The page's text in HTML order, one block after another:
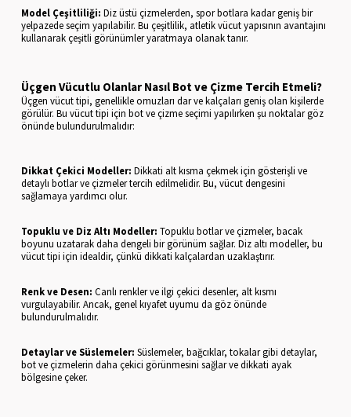
Model Çeşitliliği: Diz üstü çizmelerden, spor botlara kadar geniş bir
yelpazede seçim yapılabilir. Bu çeşitlilik, atletik vücut yapısının avantajını
kullanarak çeşitli görünümler yaratmaya olanak tanır.
Üçgen Vücutlu Olanlar Nasıl Bot ve Çizme Tercih Etmeli?
Üçgen vücut tipi, genellikle omuzları dar ve kalçaları geniş olan kişilerde
görülür. Bu vücut tipi için bot ve çizme seçimi yapılırken şu noktalar göz
önünde bulundurulmalıdır:
Dikkat Çekici Modeller: Dikkati alt kısma çekmek için gösterişli ve
detaylı botlar ve çizmeler tercih edilmelidir. Bu, vücut dengesini
sağlamaya yardımcı olur.
Topuklu ve Diz Altı Modeller: Topuklu botlar ve çizmeler, bacak
boyunu uzatarak daha dengeli bir görünüm sağlar. Diz altı modeller, bu
vücut tipi için idealdir, çünkü dikkati kalçalardan uzaklaştırır.
Renk ve Desen: Canlı renkler ve ilgi çekici desenler, alt kısmı
vurgulayabilir. Ancak, genel kıyafet uyumu da göz önünde
bulundurulmalıdır.
Detaylar ve Süslemeler: Süslemeler, bağcıklar, tokalar gibi detaylar,
bot ve çizmelerin daha çekici görünmesini sağlar ve dikkati ayak
bölgesine çeker.